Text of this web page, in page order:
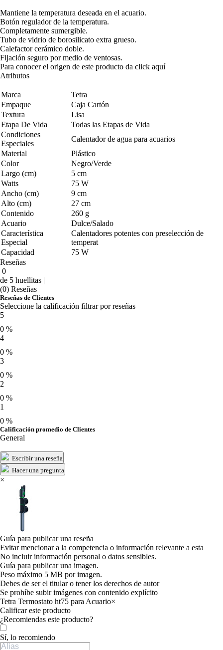
Mantiene la temperatura deseada en el acuario.
Botón regulador de la temperatura.
Completamente sumergible.
Tubo de vidrio de borosilicato extra grueso.
Calefactor cerámico doble.
Fijación seguro por medio de ventosas.
Para conocer el origen de este producto da click aquí
Atributos
Marca
Tetra
Empaque
Caja Cartón
Textura
Lisa
Etapa De Vida
Todas las Etapas de Vida
Condiciones
Especiales
Calentador de agua para acuarios
Material
Plástico
Color
Negro/Verde
Largo (cm)
5 cm
Watts
75 W
Ancho (cm)
9 cm
Alto (cm)
27 cm
Contenido
260 g
Acuario
Dulce/Salado
Característica
Especial
Calentadores potentes con preselección de
temperat
Capacidad
75 W
Reseñas
0
de 5 huellitas |
(0) Reseñas
Reseñas de Clientes
Seleccione la calificación filtrar por reseñas
5
0 %
4
0 %
3
0 %
2
0 %
1
0 %
Calificación promedio de Clientes
General
Escribir una reseña
Hacer una pregunta
×
Guía para publicar una reseña
Evitar mencionar a la competencia o información relevante a esta
No incluir información personal o datos sensibles.
Guía para publicar una imagen.
Peso máximo 5 MB por imagen.
Debes de ser el titular o tener los derechos de autor
Se prohíbe subir imágenes con contenido explícito
Tetra Termostato ht75 para Acuario×
Calificar este producto
Tu valoración
¿Recomiendas este producto?
Sí, lo recomiendo